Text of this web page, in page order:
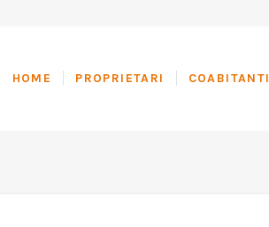
HOME PROPRIETARI COABITANTI